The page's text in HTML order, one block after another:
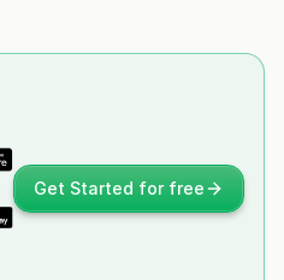
Get Started for free